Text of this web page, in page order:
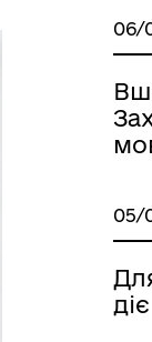
06/
05/